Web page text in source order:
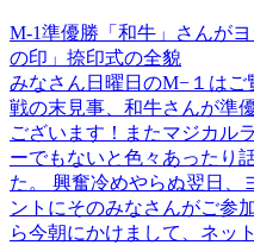
M-1準優勝「和牛」さんが
の印」捺印式の全貌
みなさん日曜日のM−１は
戦の末見事、和牛さんが準
ございます！またマジカル
ーでもないと色々あったり
た。 興奮冷めやらぬ翌日
ントにそのみなさんがご参
ら今朝にかけまして、ネッ